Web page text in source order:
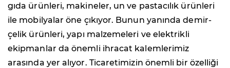
gıda ürünleri, makineler, un ve pastacılık ürünleri
ile mobilyalar öne çıkıyor. Bunun yanında demir-
çelik ürünleri, yapı malzemeleri ve elektrikli
ekipmanlar da önemli ihracat kalemlerimiz
arasında yer alıyor. Ticaretimizin önemli bir özelliği